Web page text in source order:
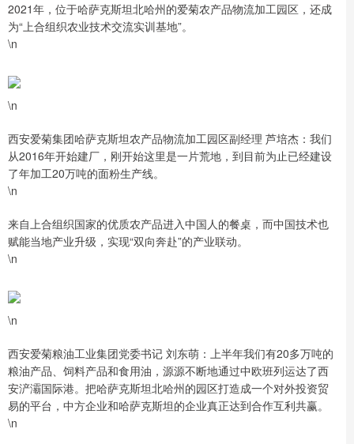
2021年，位于哈萨克斯坦北哈州的爱菊农产品物流加工园区，还成
为“上合组织农业技术交流实训基地”。
\n
\n
西安爱菊集团哈萨克斯坦农产品物流加工园区副经理 芦培杰：我们
从2016年开始建厂，刚开始这里是一片荒地，到目前为止已经建设
了年加工20万吨的面粉生产线。
\n
来自上合组织国家的优质农产品进入中国人的餐桌，而中国技术也
赋能当地产业升级，实现“双向奔赴”的产业联动。
\n
\n
西安爱菊粮油工业集团党委书记 刘东萌：上半年我们有20多万吨的
粮油产品、饲料产品和食用油，源源不断地通过中欧班列运达了西
安浐灞国际港。把哈萨克斯坦北哈州的园区打造成一个对外投资贸
易的平台，中方企业和哈萨克斯坦的企业真正达到合作互利共赢。
\n